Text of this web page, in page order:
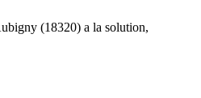
(18320) a la solution,